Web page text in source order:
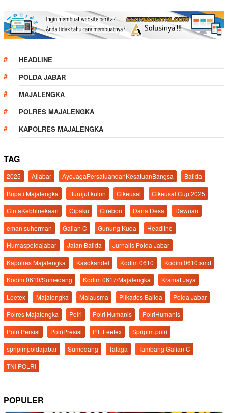
HEADLINE
POLDA JABAR
MAJALENGKA
POLRES MAJALENGKA
KAPOLRES MAJALENGKA
TAG
2025 Aljabar AyoJagaPersatuandanKesatuanBangsa
Balida
Bupati Majalengka
Burujul kulon Cikeusal
Cikeusal Cup 2025
CintaKebhinekaan
Cipaku Cirebon Dana Desa
Dawuan
eman suherman
Galian C Gunung Kuda
Headline
Humaspoldajabar
Jalan Balida
Jurnalis Polda Jabar
Kapolres Majalengka
Kasokandel Kodim 0610
Kodim 0610 smd
Kodim 0610/Sumedang
Kodim 0617/Majalengka
Kramat Jaya
Leetex
Majalengka Malausma Pilkades Balida
Polda Jabar
Polres Majalengka
Polri Polri Humanis
PolriHumanis
Polri Persisi
PolriPresisi PT. Leetex
Spripim.polri
spripimpoldajabar
Sumedang Talaga
Tambang Galian C
TNI POLRI
POPULER